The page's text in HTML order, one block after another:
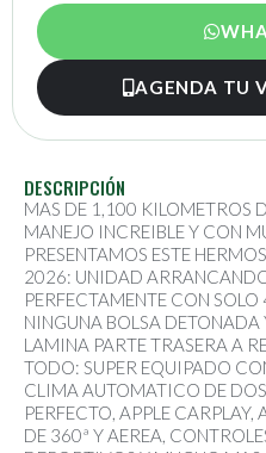
AGENDA TU
DESCRIPCIÓN
MAS DE 1,100 KILOMETROS
MANEJO INCREIBLE Y CON
PRESENTAMOS ESTE
2026: UNIDAD
PERFECTAMENTE CON
NINGUNA BOLSA
LAMINA PARTE TRASERA A
TODO: SUPER EQUIPADO
CLIMA AUTOMATICO DE
PERFECTO, APPLE
DE 360ª Y AEREA,